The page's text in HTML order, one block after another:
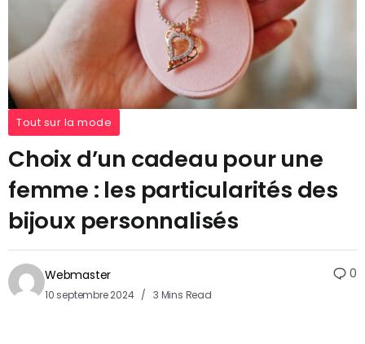
Tout sur la mode
Choix d’un cadeau pour une
femme : les particularités des
bijoux personnalisés
Webmaster
10 septembre 2024 3 Mins Read
0